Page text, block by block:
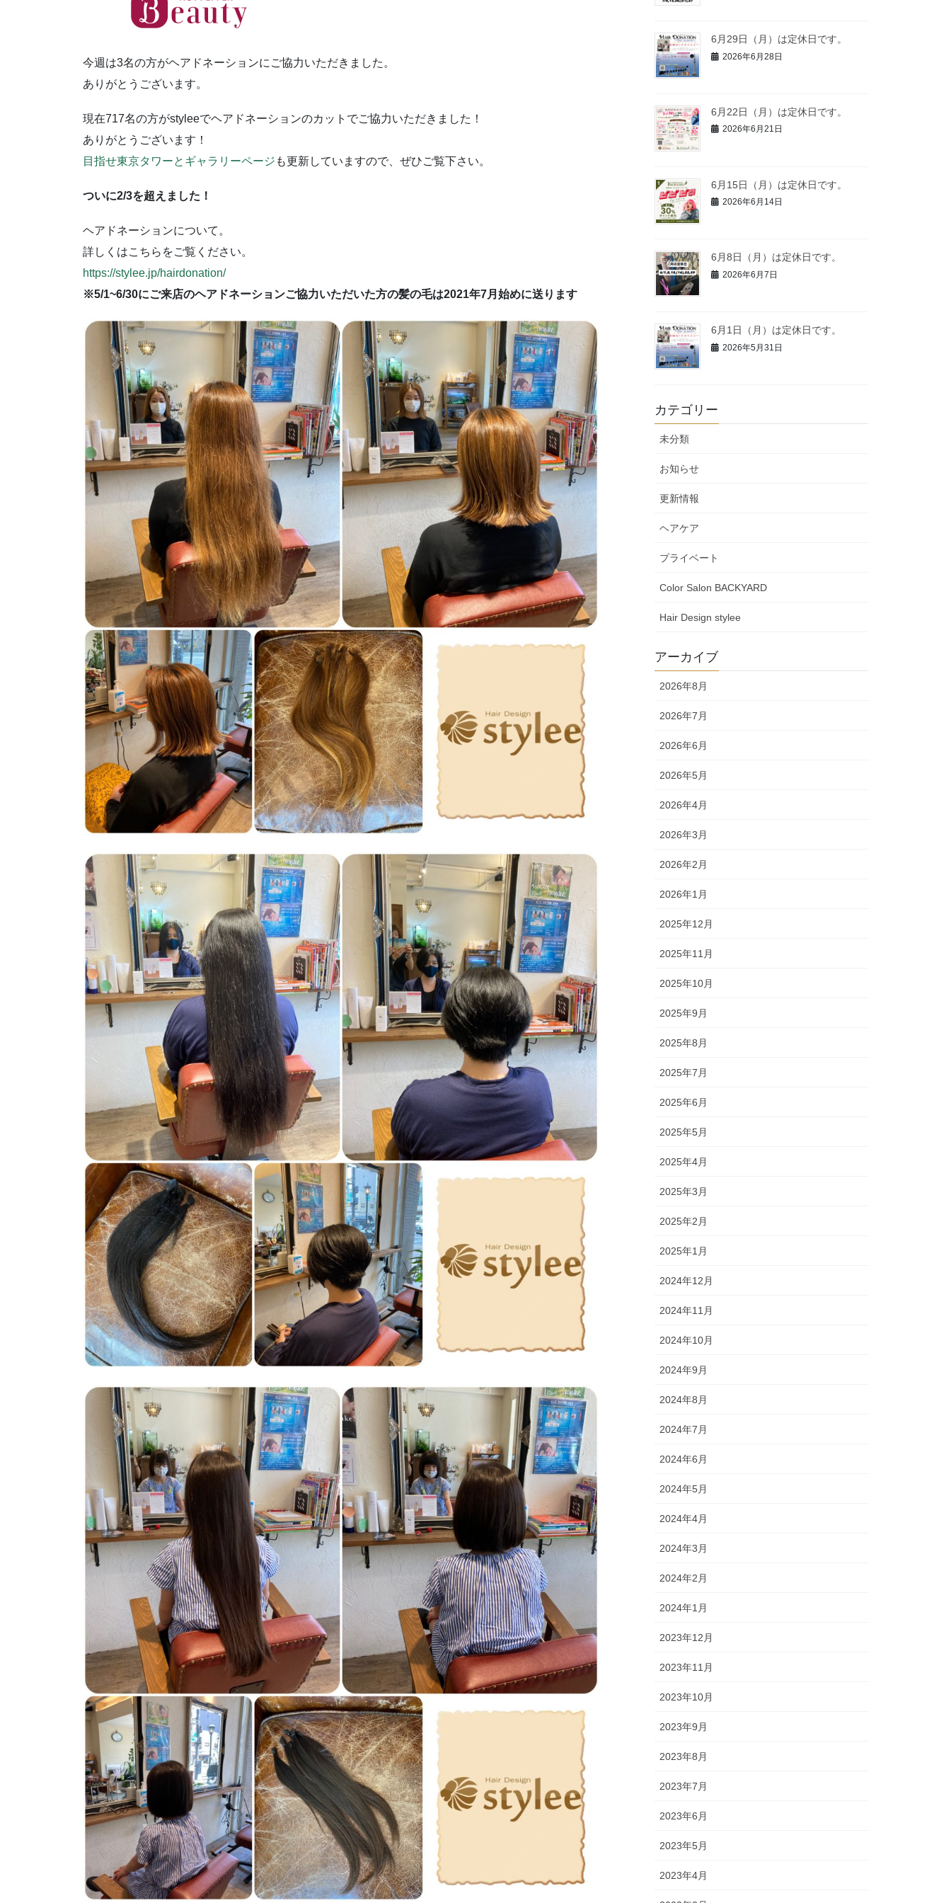
今週は3名の方がヘアドネーションにご協力いただきました。
ありがとうございます。
現在717名の方がstyleeでヘアドネーションのカットでご協力いただきました！
ありがとうございます！
目指せ東京タワーとギャラリーページ も更新していますので、ぜひご覧下さい。
ついに2/3を超えました！
ヘアドネーションについて。
詳しくはこちらをご覧ください。
https://stylee.jp/hairdonation/
※5/1~6/30にご来店のヘアドネーションご協力いただいた方の髪の毛は2021年7月始めに送ります
6月29日（月）は定休日です。
2026年6月28日
6月22日（月）は定休日です。
2026年6月21日
6月15日（月）は定休日です。
2026年6月14日
6月8日（月）は定休日です。
2026年6月7日
6月1日（月）は定休日です。
2026年5月31日
カテゴリー
未分類
お知らせ
更新情報
ヘアケア
プライベート
Color Salon BACKYARD
Hair Design stylee
アーカイブ
2026年8月
2026年7月
2026年6月
2026年5月
2026年4月
2026年3月
2026年2月
2026年1月
2025年12月
2025年11月
2025年10月
2025年9月
2025年8月
2025年7月
2025年6月
2025年5月
2025年4月
2025年3月
2025年2月
2025年1月
2024年12月
2024年11月
2024年10月
2024年9月
2024年8月
2024年7月
2024年6月
2024年5月
2024年4月
2024年3月
2024年2月
2024年1月
2023年12月
2023年11月
2023年10月
2023年9月
2023年8月
2023年7月
2023年6月
2023年5月
2023年4月